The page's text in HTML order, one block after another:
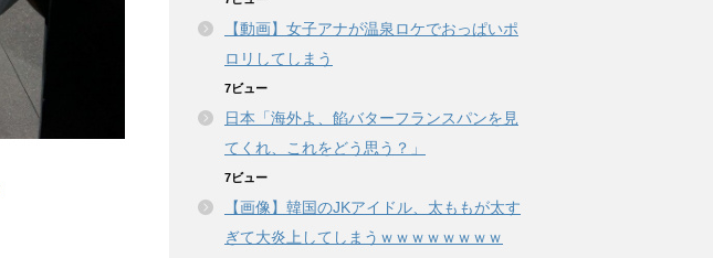
【動画】女子アナが温泉ロケでおっぱいポ
ロリしてしまう
7ビュー
日本「海外よ、餡バターフランスパンを見
てくれ、これをどう思う？」
7ビュー
【画像】韓国のJKアイドル、太ももが太す
ぎて大炎上してしまうｗｗｗｗｗｗｗｗ